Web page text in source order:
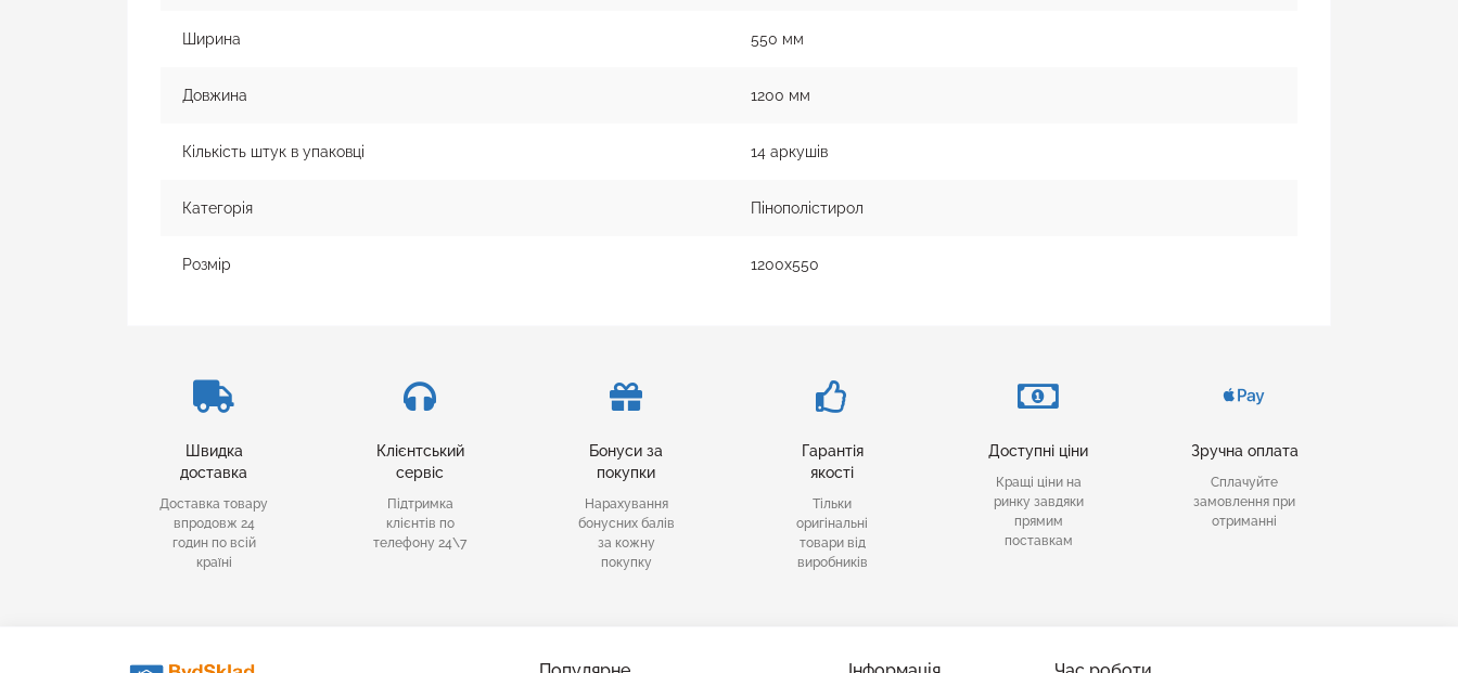
Ширина 550 мм
Довжина 1200 мм
Кількість штук в упаковці 14 аркушів
Категорія Пінополістирол
Розмір 1200x550
Швидка
доставка
Доставка товару
впродовж 24
годин по всій
країні
Клієнтський
сервіс
Підтримка
клієнтів по
телефону 24\7
Бонуси за
покупки
Нарахування
бонусних балів
за кожну
покупку
Гарантія
якості
Тільки
оригінальні
товари від
виробників
Доступні ціни
Кращі ціни на
ринку завдяки
прямим
поставкам
Зручна оплата
Сплачуйте
замовлення при
отриманні